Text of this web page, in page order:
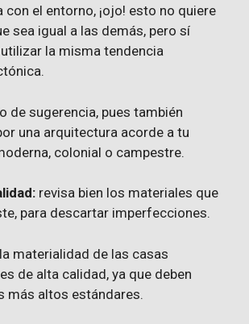
con el entorno, ¡ojo! esto no quiere
sea igual a las demás, pero sí
la misma tendencia
de sugerencia, pues también
una arquitectura acorde a tu
colonial o campestre.
revisa bien los materiales que
para descartar imperfecciones.
materialidad de las casas
de alta calidad, ya que deben
más altos estándares.